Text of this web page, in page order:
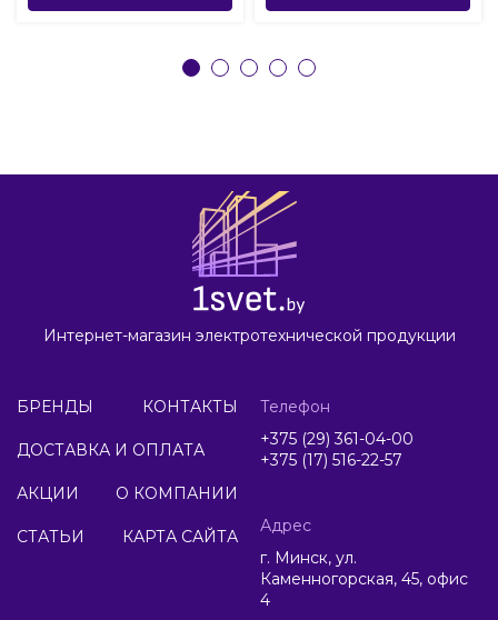
Интернет-магазин электротехнической продукции
БРЕНДЫ КОНТАКТЫ
ДОСТАВКА И ОПЛАТА
АКЦИИ О КОМПАНИИ
СТАТЬИ КАРТА САЙТА
Телефон
+375 (29) 361-04-00
+375 (17) 516-22-57
Адрес
г. Минск, ул.
Каменногорская, 45, офис
4